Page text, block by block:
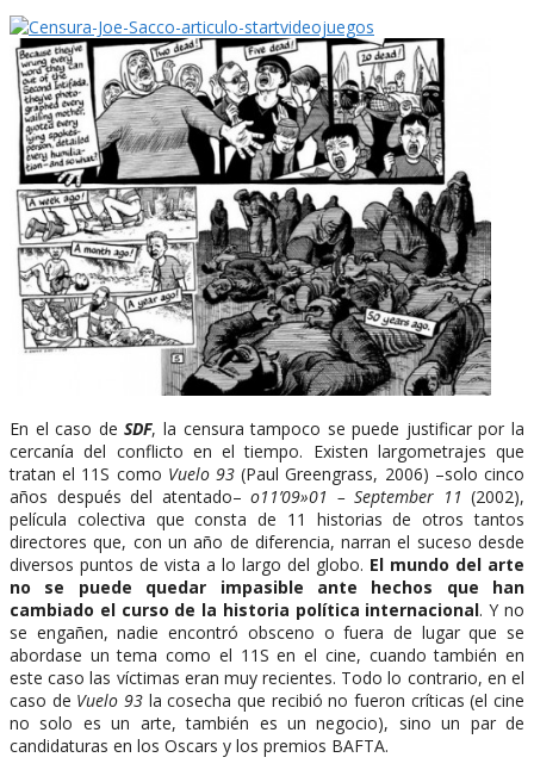
En el caso deSDF, la censura tampoco se puede justificar por la
cercanía del conflicto en el tiempo. Existen largometrajes que
tratan el 11S como Vuelo 93 (Paul Greengrass, 2006) –solo cinco
años después del atentado– o11’09»01 – September 11 (2002),
película colectiva que consta de 11 historias de otros tantos
directores que, con un año de diferencia, narran el suceso desde
diversos puntos de vista a lo largo del globo. El mundo del arte
no se puede quedar impasible ante hechos que han
cambiado el curso de la historia política internacional. Y no
se engañen, nadie encontró obsceno o fuera de lugar que se
abordase un tema como el 11S en el cine, cuando también en
este caso las víctimas eran muy recientes. Todo lo contrario, en el
caso de Vuelo 93 la cosecha que recibió no fueron críticas (el cine
no solo es un arte, también es un negocio), sino un par de
candidaturas en los Oscars y los premios BAFTA.